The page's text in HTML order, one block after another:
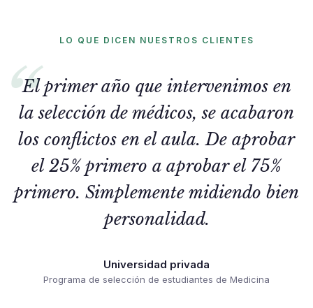
LO QUE DICEN NUESTROS CLIENTES
El primer año que intervenimos en
la selección de médicos, se acabaron
los conflictos en el aula. De aprobar
el 25% primero a aprobar el 75%
primero. Simplemente midiendo bien
personalidad.
Universidad privada
Programa de selección de estudiantes de Medicina